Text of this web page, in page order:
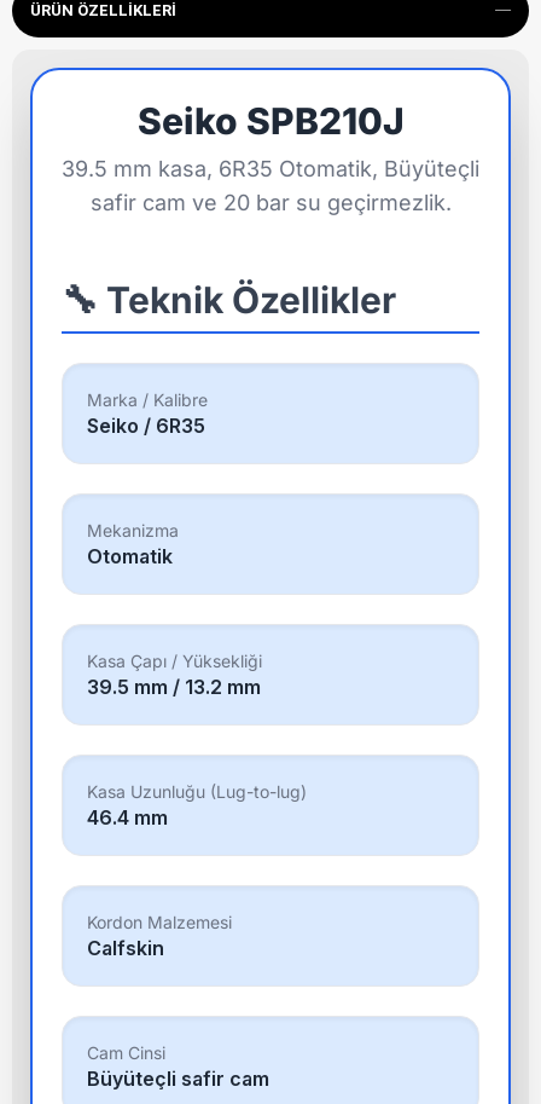
ÜRÜN ÖZELLIKLERI
Seiko SPB210J
39.5 mm kasa, 6R35 Otomatik, Büyüteçli
safir cam ve 20 bar su geçirmezlik.
🔧 Teknik Özellikler
Marka / Kalibre
Seiko / 6R35
Mekanizma
Otomatik
Kasa Çapı / Yüksekliği
39.5 mm / 13.2 mm
Kasa Uzunluğu (Lug-to-lug)
46.4 mm
Kordon Malzemesi
Calfskin
Cam Cinsi
Büyüteçli safir cam